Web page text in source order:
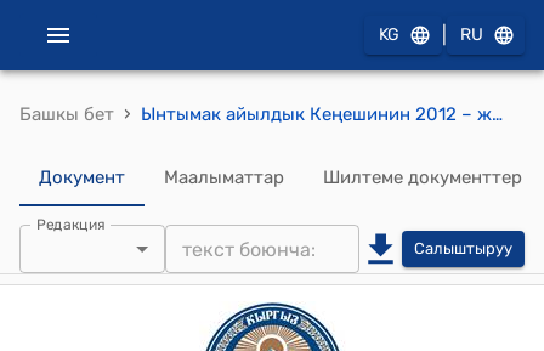
KG RU
Башкы бет › Ынтымак айылдык Кеңешинин 2012 – жылдын 2-мартындагы №23-1 "Ынтымак айылдык Кеңешинин 2012 - жылга карата иш нланын бекитүү жөнүндө" токтому
Документ Маалыматтар Шилтеме документтер
Редакция
Салыштыруу